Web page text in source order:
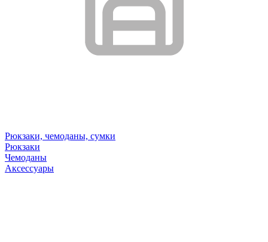
Рюкзаки, чемоданы, сумки
Рюкзаки
Чемоданы
Аксессуары